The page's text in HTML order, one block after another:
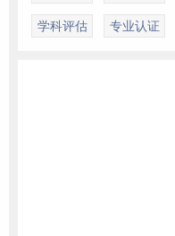
学科评估 专业认证